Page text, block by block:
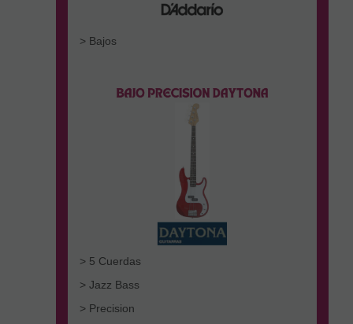
> Bajos
> 5 Cuerdas
> Jazz Bass
> Precision